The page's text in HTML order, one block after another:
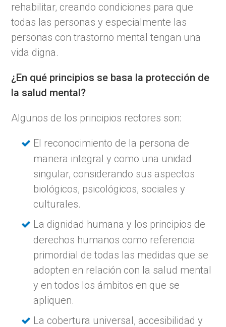
rehabilitar, creando condiciones para que
todas las personas y especialmente las
personas con trastorno mental tengan una
vida digna.
¿En qué principios se basa la protección de
la salud mental?
Algunos de los principios rectores son:
El reconocimiento de la persona de
manera integral y como una unidad
singular, considerando sus aspectos
biológicos, psicológicos, sociales y
culturales.
La dignidad humana y los principios de
derechos humanos como referencia
primordial de todas las medidas que se
adopten en relación con la salud mental
y en todos los ámbitos en que se
apliquen.
La cobertura universal, accesibilidad y